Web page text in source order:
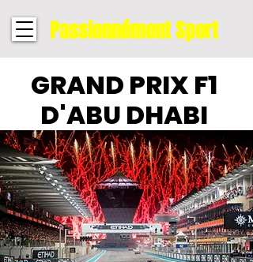
Passionnément Sport
GRAND PRIX F1
D'ABU DHABI